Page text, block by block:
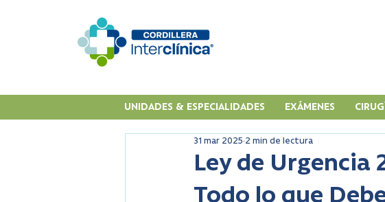
UNIDADES & ESPECIALIDADES EXÁMENES
Ley de Urgencia
Todo lo que
31 mar 2025 2 min de lectura